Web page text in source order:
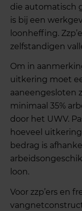
die automatisch
is bij een
loonheffing.
zelfstandigen
Om in
uitkering moet
aaneengesloten
minimaal 35%
door het UWV.
hoeveel
bedrag is
loon.
Voor zzp’ers en